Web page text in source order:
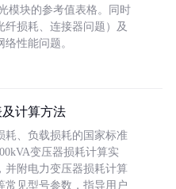
模块的参考值表格。同时
损耗、连接器问题）及
性能问题。
计算方法
耗、负载损耗的国家标准
变压器损耗计算实
并附电力变压器损耗计算
常见型号参数，指导用户